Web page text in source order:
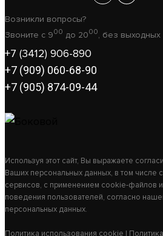
Возникли вопросы?
Звоните с 900 до 2000, без выходных
+7 (3412) 906-890
+7 (909) 060-68-90
+7 (905) 874-09-44
Используя этот сайт, Вы выражаете
Ваших персональных данных, в том числе
сервисов, с применением cookie-файлов и
поведения пользователей, согласно
персональных данных.
Политика использования cookie |